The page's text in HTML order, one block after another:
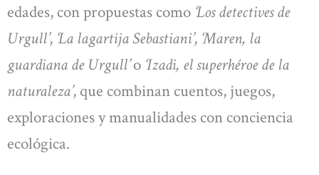
edades, con propuestas como ‘Los detectives de
Urgull’, ‘La lagartija Sebastiani’, ‘Maren, la
guardiana de Urgull’o ‘Izadi, el superhéroe de la
naturaleza’, que combinan cuentos, juegos,
exploraciones y manualidades con conciencia
ecológica.